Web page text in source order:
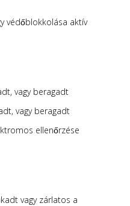
védőblokkolása aktív
vagy beragadt
vagy beragadt
ellenőrzése
vagy zárlatos a